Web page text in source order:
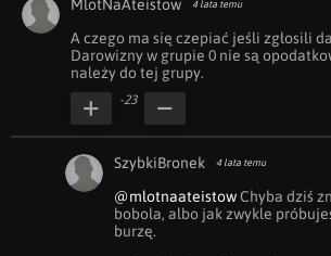
MlotNaAteistow 4 lata temu
A czego ma się czepiać jeśli zgłosili
Darowizny w grupie 0 nie są
należy do tej grupy.
-23
SzybkiBronek 4 lata temu
@mlotnaateistow Chyba dziś
bobola, albo jak zwykle
burzę.